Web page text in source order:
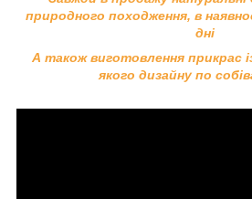
природного походження, в
дні
А також виготовлення прикрас
якого дизайну по